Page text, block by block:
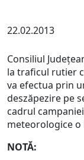
22.02.2013
Consiliul
la traficul rutier
va efectua prin
deszăpezire pe
cadrul
meteorologice
NOTĂ: